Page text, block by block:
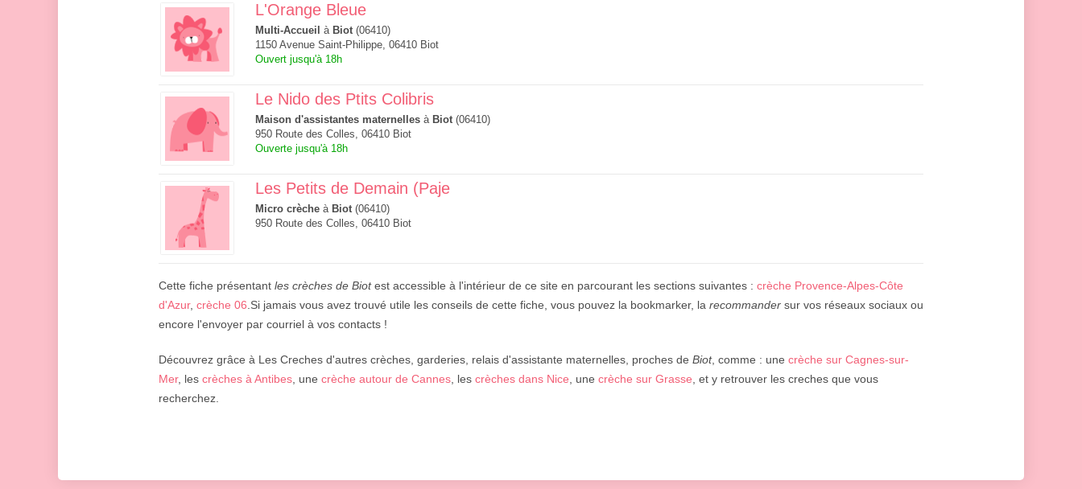
L'Orange Bleue
Multi-Accueil à Biot(06410)
1150 Avenue Saint-Philippe, 06410 Biot
Ouvert jusqu'à 18h
Le Nido des Ptits Colibris
Maison d'assistantes maternelles à Biot(06410)
950 Route des Colles, 06410 Biot
Ouverte jusqu'à 18h
Les Petits de Demain (Paje
Micro crèche à Biot(06410)
950 Route des Colles, 06410 Biot
Cette fiche présentant les crèches de Biotest accessible à l'intérieur de ce site en parcourant les sections suivantes : crèche Provence-Alpes-Côte
d'Azur, crèche 06 .Si jamais vous avez trouvé utile les conseils de cette fiche, vous pouvez la bookmarker, la recommander sur vos réseaux sociaux ou
encore l'envoyer par courriel à vos contacts !
Découvrez grâce à Les Creches d'autres crèches, garderies, relais d'assistante maternelles, proches de Biot, comme : une crèche sur Cagnes-sur-
Mer, les crèches à Antibes , une crèche autour de Cannes , les crèches dans Nice , une crèche sur Grasse , et y retrouver les creches que vous
recherchez.